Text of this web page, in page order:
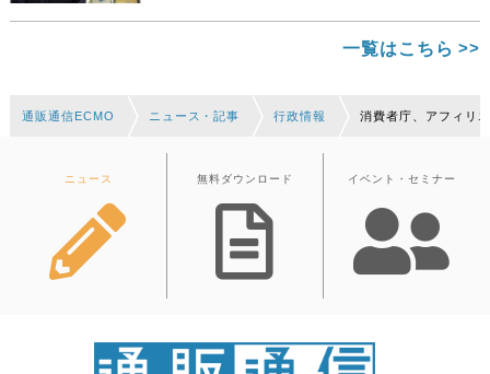
一覧はこちら
通販通信ECMO ニュース・記事 行政情報 消費者庁、アフィリ
ニュース 無料ダウンロード イベント・セミナー